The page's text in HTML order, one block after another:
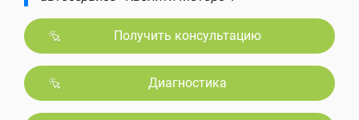
Получить консультацию
Диагностика